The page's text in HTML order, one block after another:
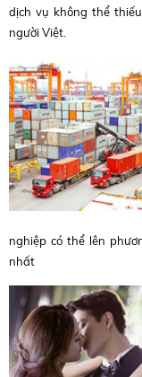
dịch vụ không thể
người Việt.
nghiệp có thể lên
nhất